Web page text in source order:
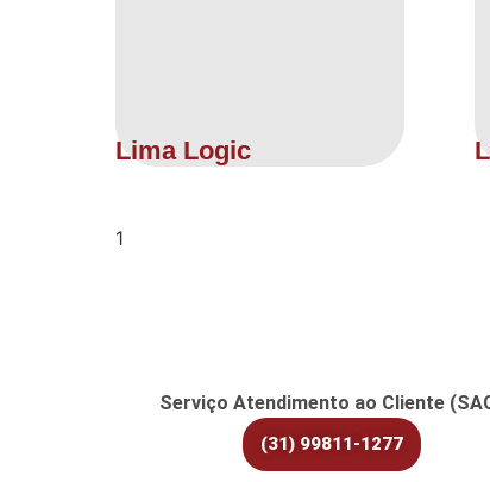
Lima Logic
Serviço Atendimento ao Cliente
(31) 99811-1277